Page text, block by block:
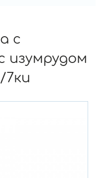
с
изумрудом
7ки